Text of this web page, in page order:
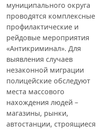
муниципального округа
проводятся комплексные
профилактические и
рейдовые мероприятия
«Антикриминал». Для
выявления случаев
незаконной миграции
полицейские обследуют
места массового
нахождения людей –
магазины, рынки,
автостанции, строящиеся